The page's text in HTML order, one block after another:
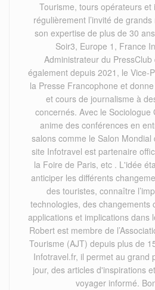
Tourisme, tours opérateurs et
régulièrement l’invité de
son expertise de plus de 30
Soir3, Europe 1, France
Administrateur du
également depuis 2021, le Vice-
la Presse Francophone et
et cours de journalisme à
concernés. Avec le Sociologue
anime des conférences en
salons comme le Salon
site Infotravel est partenaire
la Foire de Paris, etc . L'idée
anticiper les différents
des touristes, connaître
technologies, des changements
applications et implications dans
Robert est membre de
Tourisme (AJT) depuis plus de
Infotravel.fr, il permet au grand
jour, des articles d'inspirations
voyager informé.